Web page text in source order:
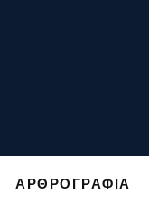
ΑΡΘΡΟΓΡΑΦΙΑ